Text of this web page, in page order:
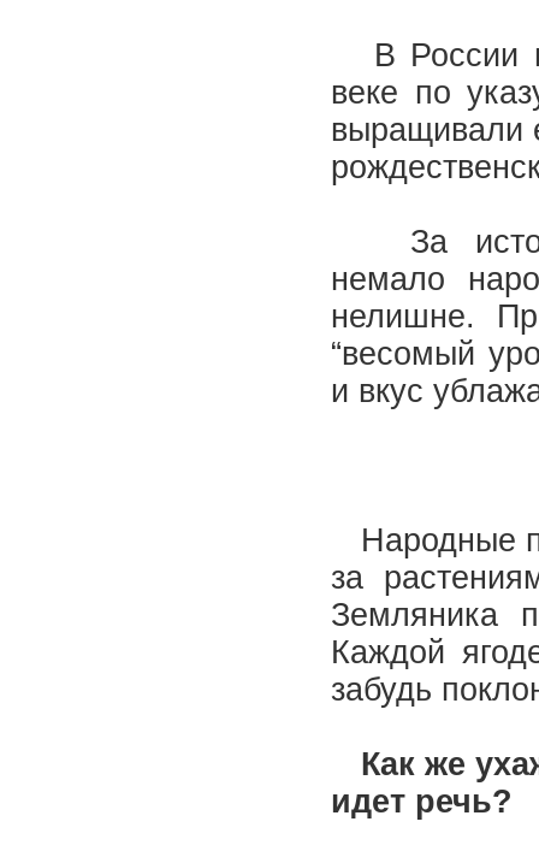
В России
веке по
выращивали
За
немало
нелишне.
“весомый
и вкус
Народные
за
Земляника
Каждой
забудь
Как же
идет речь?